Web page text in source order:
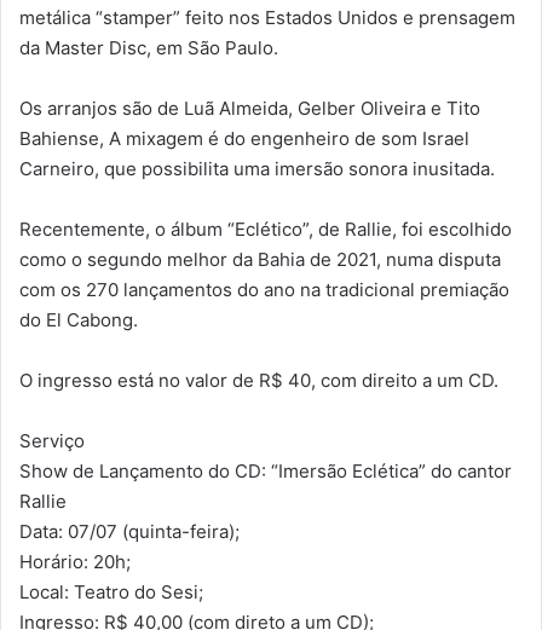
metálica “stamper” feito nos Estados Unidos e prensagem
da Master Disc, em São Paulo.
Os arranjos são de Luã Almeida, Gelber Oliveira e Tito
Bahiense, A mixagem é do engenheiro de som Israel
Carneiro, que possibilita uma imersão sonora inusitada.
Recentemente, o álbum “Eclético”, de Rallie, foi escolhido
como o segundo melhor da Bahia de 2021, numa disputa
com os 270 lançamentos do ano na tradicional premiação
do El Cabong.
O ingresso está no valor de R$ 40, com direito a um CD.
Serviço
Show de Lançamento do CD: “Imersão Eclética” do cantor
Rallie
Data: 07/07 (quinta-feira);
Horário: 20h;
Local: Teatro do Sesi;
Ingresso: R$ 40,00 (com direto a um CD);